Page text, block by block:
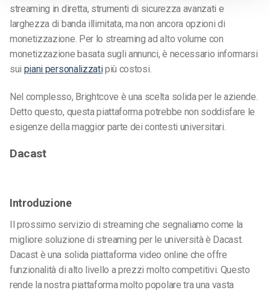
streaming in diretta, strumenti di sicurezza avanzati e
larghezza di banda illimitata, ma non ancora opzioni di
monetizzazione. Per lo streaming ad alto volume con
monetizzazione basata sugli annunci, è necessario informarsi
sui piani personalizzatipiù costosi.
Nel complesso, Brightcove è una scelta solida per le aziende.
Detto questo, questa piattaforma potrebbe non soddisfare le
esigenze della maggior parte dei contesti universitari.
Dacast
Introduzione
Il prossimo servizio di streaming che segnaliamo come la
migliore soluzione di streaming per le università è Dacast.
Dacast è una solida piattaforma video online che offre
funzionalità di alto livello a prezzi molto competitivi. Questo
rende la nostra piattaforma molto popolare tra una vasta